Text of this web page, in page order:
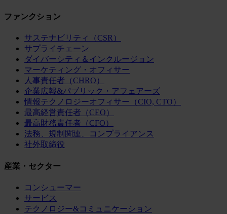
ファンクション
サステナビリティ（CSR）
サプライチェーン
ダイバーシティ＆インクルージョン
マーケティング・オフィサー
人事責任者（CHRO）
企業広報&パブリック・アフェアーズ
情報テクノロジーオフィサー（CIO, CTO）
最高経営責任者（CEO）
最高財務責任者（CFO）
法務、規制関連、コンプライアンス
社外取締役
産業・セクター
コンシューマー
サービス
テクノロジー&コミュニケーション